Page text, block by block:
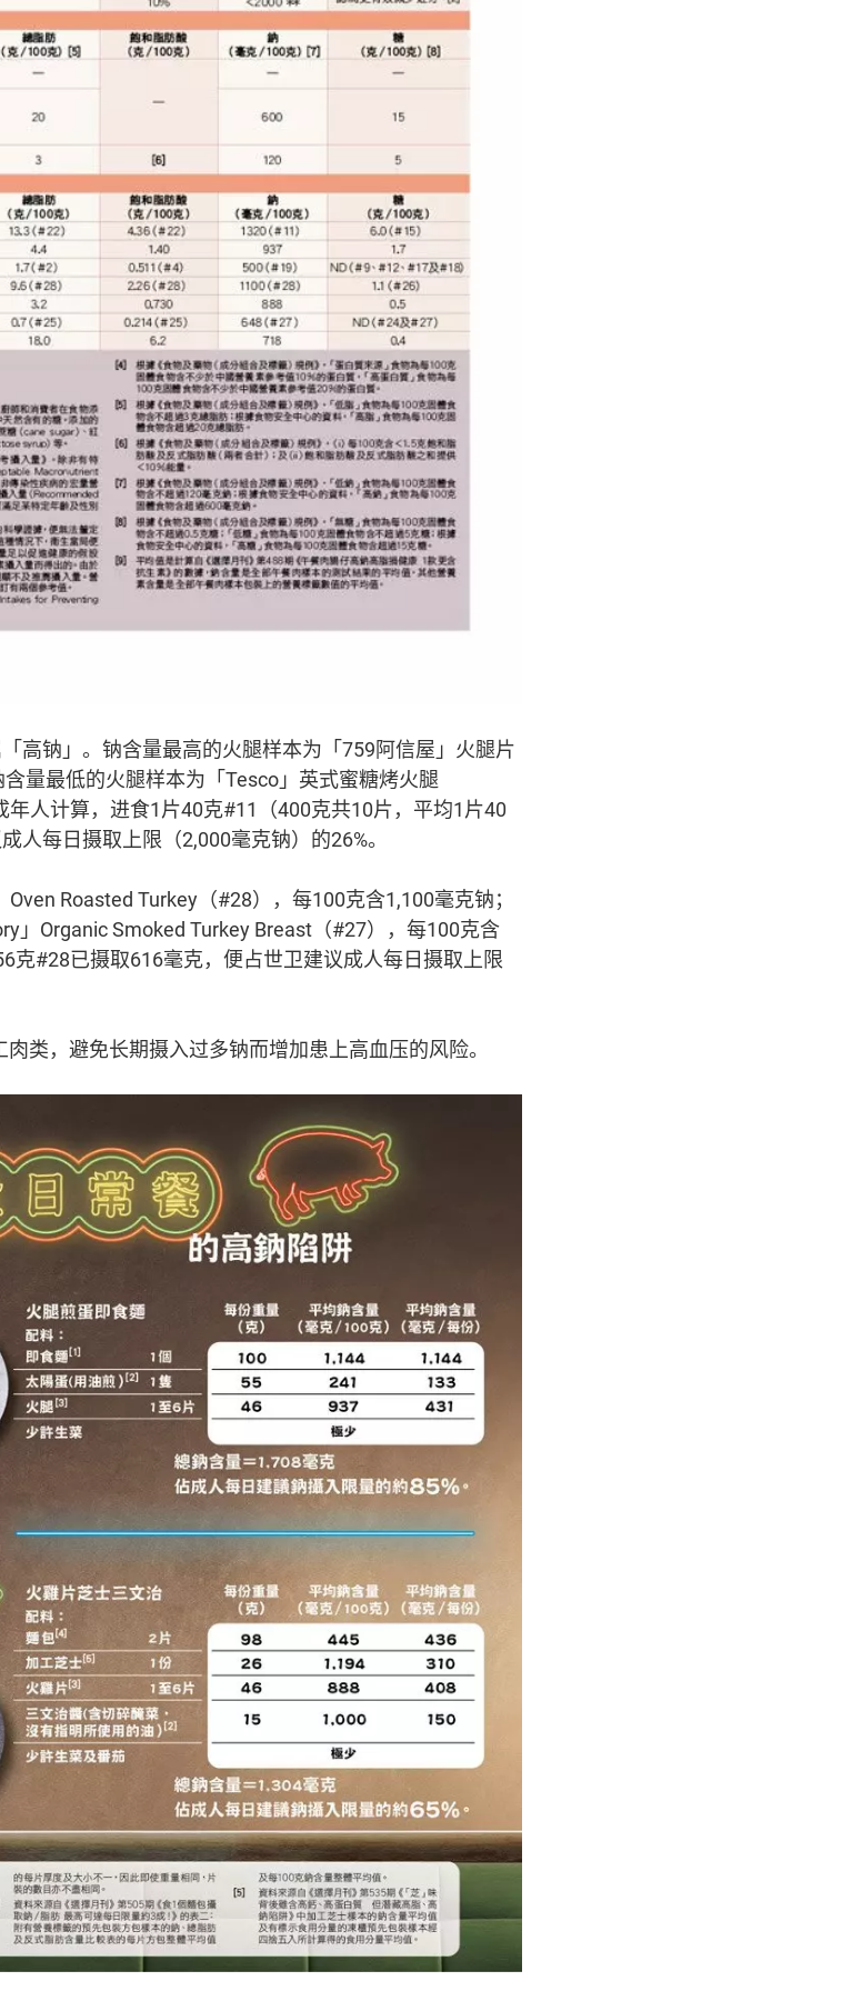
高钠」。钠含量最高的火腿样本为「759阿信屋」火腿片
量最低的火腿样本为「Tesco」英式蜜糖烤火腿
年人计算，进食1片40克#11（400克共10片，平均1片40
人每日摄取上限（2,000毫克钠）的26%。
Roasted Turkey（#28），每100克含1,100毫克钠；
」Organic Smoked Turkey Breast（#27），每100克含
克#28已摄取616毫克，便占世卫建议成人每日摄取上限
类，避免长期摄入过多钠而增加患上高血压的风险。